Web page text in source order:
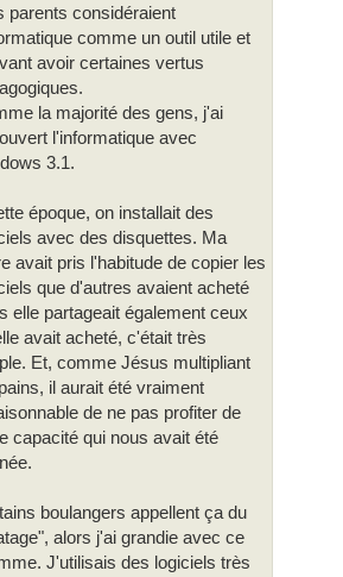
parents considéraient
comme un outil utile et
avoir certaines vertus
la majorité des gens, j'ai
l'informatique avec
3.1.
époque, on installait des
avec des disquettes. Ma
avait pris l'habitude de copier les
que d'autres avaient acheté
elle partageait également ceux
avait acheté, c'était très
Et, comme Jésus multipliant
il aurait été vraiment
de ne pas profiter de
capacité qui nous avait été
boulangers appellent ça du
alors j'ai grandie avec ce
J'utilisais des logiciels très